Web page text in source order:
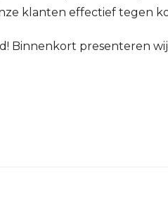
klanten effectief tegen
Binnenkort presenteren